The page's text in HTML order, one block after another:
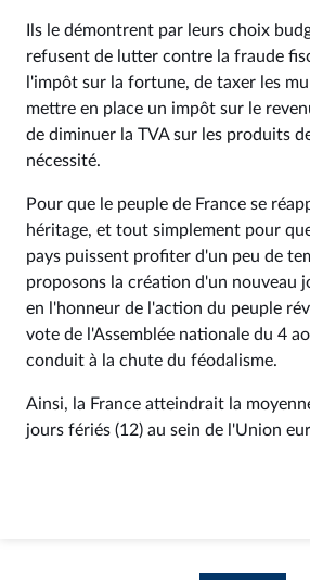
Ils le démontrent par leurs choix
refusent de lutter contre la fraude
l'impôt sur la fortune, de taxer les
mettre en place un impôt sur le
de diminuer la TVA sur les produits
nécessité.
Pour que le peuple de France se
héritage, et tout simplement pour
pays puissent profiter d'un peu de
proposons la création d'un nouveau
en l'honneur de l'action du peuple
vote de l'Assemblée nationale du 4
conduit à la chute du féodalisme.
Ainsi, la France atteindrait la
jours fériés (12) au sein de l'Union